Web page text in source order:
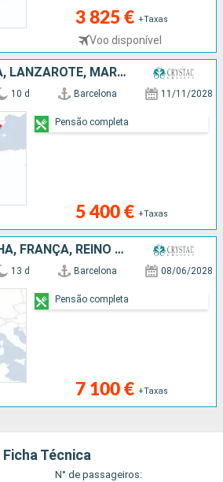
3 825 € +Taxas
Voo disponível
ESPANHA, MAIORCA, LANZAROTE, MARROCOS, PORTUGAL
10 d Barcelona 11/11/2028
5 400 € +Taxas
Pensão completa
PORTUGAL, ESPANHA, FRANÇA, REINO UNIDO
13 d Barcelona 08/06/2028
7 100 € +Taxas
Pensão completa
Ficha Técnica
N° de passageiros: